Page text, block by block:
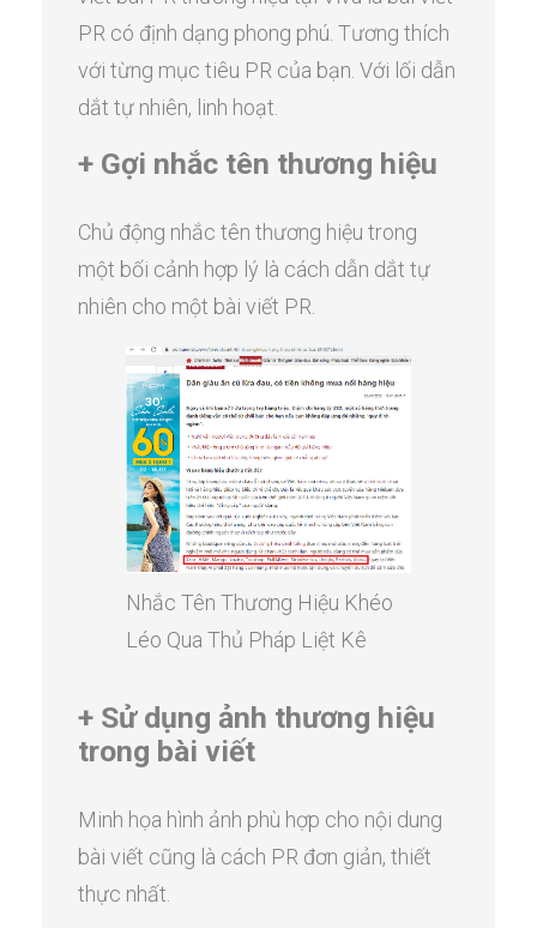
PR có định dạng phong phú. Tương thích
với từng mục tiêu PR của bạn. Với lối dẫn
dắt tự nhiên, linh hoạt.
+ Gợi nhắc tên thương hiệu
Chủ động nhắc tên thương hiệu trong
một bối cảnh hợp lý là cách dẫn dắt tự
nhiên cho một bài viết PR.
Nhắc Tên Thương Hiệu Khéo
Léo Qua Thủ Pháp Liệt Kê
+ Sử dụng ảnh thương hiệu
trong bài viết
Minh họa hình ảnh phù hợp cho nội dung
bài viết cũng là cách PR đơn giản, thiết
thực nhất.